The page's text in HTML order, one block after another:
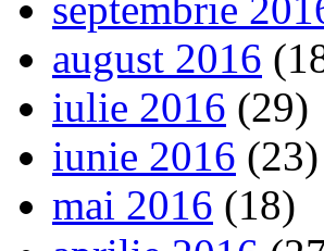
august 2016
iulie 2016 (29)
iunie 2016 (23)
mai 2016 (18)